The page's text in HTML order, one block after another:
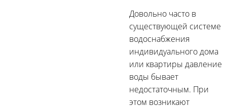
Довольно часто в
существующей системе
водоснабжения
индивидуального дома
или квартиры давление
воды бывает
недостаточным. При
этом возникают